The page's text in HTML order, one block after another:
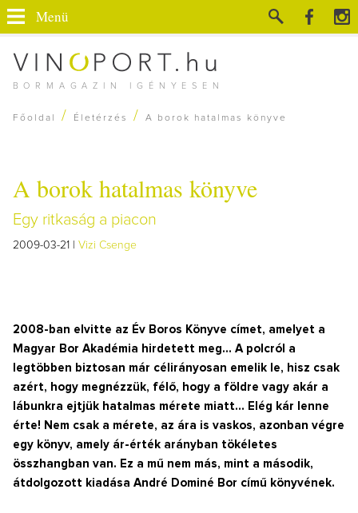
BORMAGAZIN IGÉNYESEN
Menü
Főoldal / Életérzés / A borok hatalmas könyve
A borok hatalmas könyve
Egy ritkaság a piacon
2009-03-21 | Vizi Csenge
2008-ban elvitte az Év Boros Könyve címet, amelyet a
Magyar Bor Akadémia hirdetett meg… A polcról a
legtöbben biztosan már célirányosan emelik le, hisz csak
azért, hogy megnézzük, félő, hogy a földre vagy akár a
lábunkra ejtjük hatalmas mérete miatt… Elég kár lenne
érte! Nem csak a mérete, az ára is vaskos, azonban végre
egy könyv, amely ár-érték arányban tökéletes
összhangban van. Ez a mű nem más, mint a második,
átdolgozott kiadása André Dominé Bor című könyvének.